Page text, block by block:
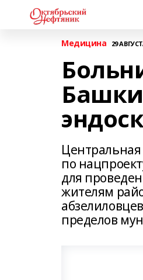
Медицина 29
по
для
жителям
пределов